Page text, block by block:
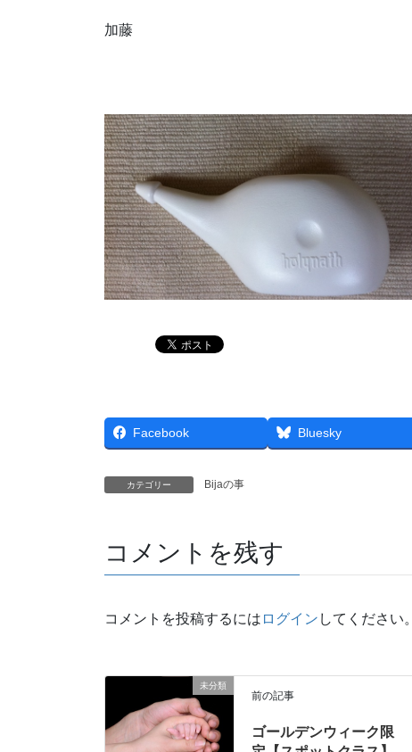
加藤
Facebook Bluesky
カテゴリー Bijaの事
コメントを残す
コメントを投稿するには ログイン してください。
未分類
前の記事
ゴールデンウィーク限